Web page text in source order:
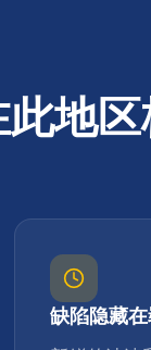
地
缺陷隐藏